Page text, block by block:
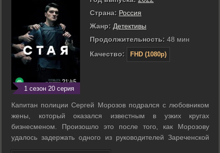
1 сезон 20 серия
Страна: Россия
Жанр: Детективы
Продолжительность: 48 мин
Качество:
FHD (1080p)
Капитан полиции Сергей Морозов подрался с любовником
жены, который оказался известным в узких кругах
бизнесменом. Произошло это после того, как Морозову
удалось задержать одного из руководителей Зареченской
обладминистрации на получении взятки. Событие попало не